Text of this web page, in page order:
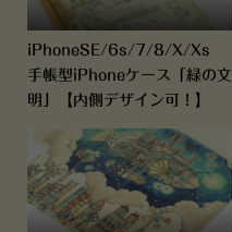
iPhoneSE/6s/7/8/X/Xs
手帳型iPhoneケース「緑の文
明」【内側デザイン可！】